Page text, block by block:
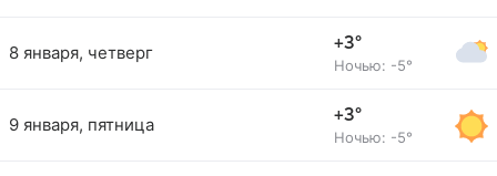
8 января, четверг +3°
Ночью: -5°
9 января, пятница +3°
Ночью: -5°